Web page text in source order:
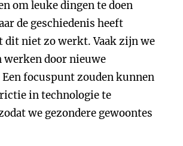
om leuke dingen te doen
de geschiedenis heeft
dit niet zo werkt. Vaak zijn we
werken door nieuwe
focuspunt zouden kunnen
in technologie te
we gezondere gewoontes